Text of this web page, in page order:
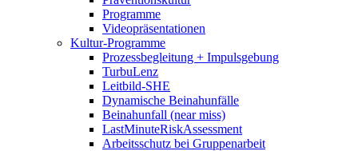
Programme
Videopräsentationen
Kultur-Programme
Prozessbegleitung + Impulsgebung
TurbuLenz
Leitbild-SHE
Dynamische Beinahunfälle
Beinahunfall (near miss)
LastMinuteRiskAssessment
Arbeitsschutz bei Gruppenarbeit